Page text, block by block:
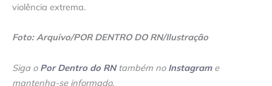
violência extrema.
Foto: Arquivo/POR DENTRO DO RN/Ilustração
Siga o Por Dentro do RNtambém no Instagrame
mantenha-se informado.